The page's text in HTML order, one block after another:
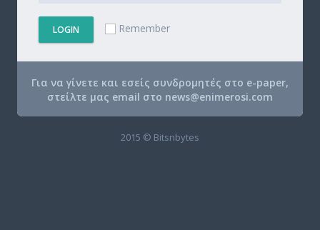
LOGIN Remember
Για να γίνετε και εσείς συνδρομητές στο e-paper,
στείλτε μας email στο news@enimerosi.com
2015 © Bitsnbytes